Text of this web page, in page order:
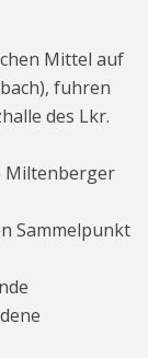
Mittel auf
fuhren
des Lkr.
Miltenberger
Sammelpunkt